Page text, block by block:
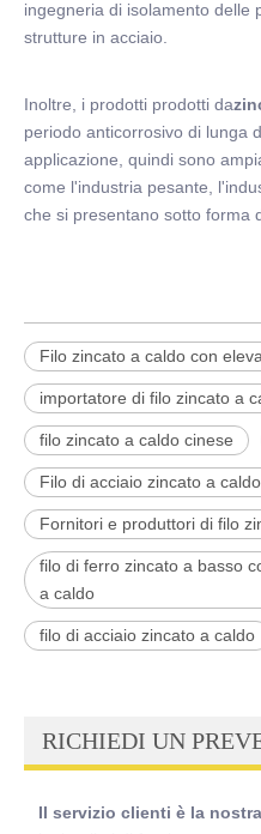
ingegneria di isolamento delle
strutture in acciaio.
Inoltre, i prodotti prodotti da
periodo anticorrosivo di lunga
applicazione, quindi sono
come l'industria pesante,
che si presentano sotto forma
Filo zincato a caldo con
importatore di filo zincato a
filo zincato a caldo cinese
Filo di acciaio zincato a
Fornitori e produttori di filo
filo di ferro zincato a basso
a caldo
filo di acciaio zincato a caldo
RICHIEDI UN
Il servizio clienti è la